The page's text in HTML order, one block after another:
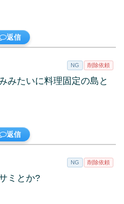
返信
NG 削除依頼
みたいに料理固定の島と
返信
NG 削除依頼
ミとか?